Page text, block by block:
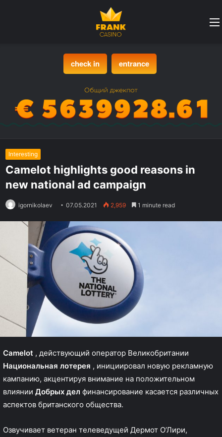
check in entrance
Interesting
Camelot highlights good reasons in
new national ad campaign
igornikolaev 07.05.2021 2,959 1 minute read
Camelot , действующий оператор Великобритании
Национальная лотерея , инициировал новую рекламную
кампанию, акцентируя внимание на положительном
влиянии Добрых дел финансирование касается различных
аспектов британского общества.
Озвучивает ветеран телеведущей Дермот О’Лири,